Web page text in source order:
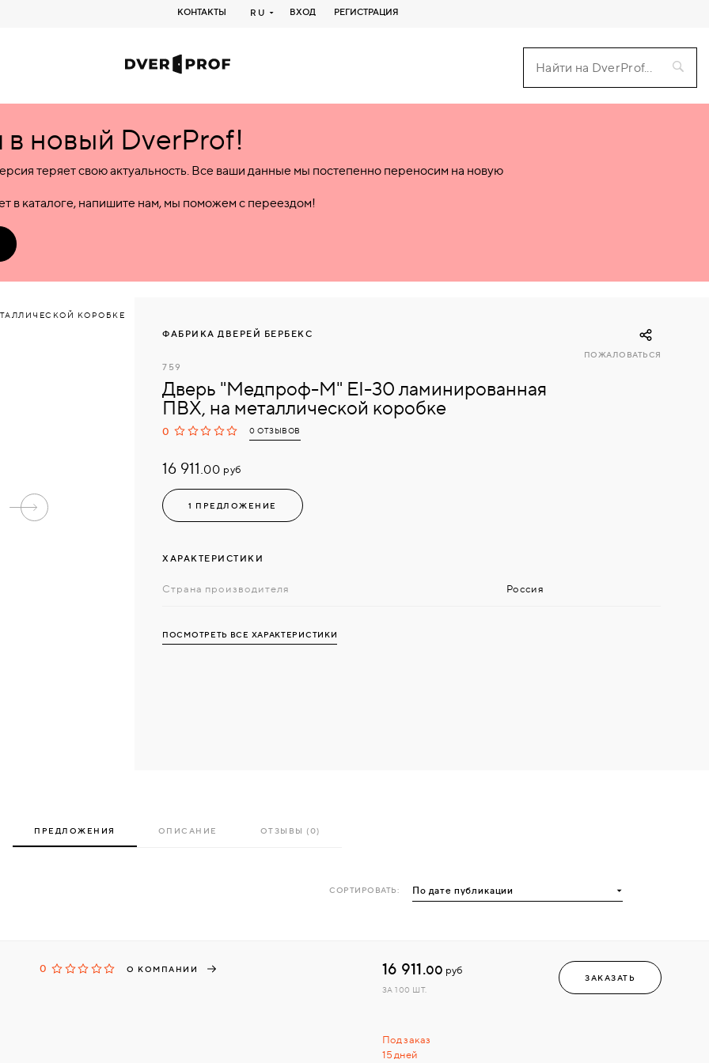
КОНТАКТЫ RU ВХОД РЕГИСТРАЦИЯ
новый DverProf!
теряет свою актуальность. Все ваши данные мы постепенно переносим на новую
в каталоге, напишите нам, мы поможем с переездом!
КОРОБКЕ
ФАБРИКА ДВЕРЕЙ БЕРБЕКС
759
Дверь "Медпроф-М" EI-30 ламинированная
ПВХ, на металлической коробке
0 0 ОТЗЫВОВ
16 911.00руб
1 ПРЕДЛОЖЕНИЕ
ПОЖАЛОВАТЬСЯ
ХАРАКТЕРИСТИКИ
Страна производителя Россия
ПОСМОТРЕТЬ ВСЕ ХАРАКТЕРИСТИКИ
ПРЕДЛОЖЕНИЯ ОПИСАНИЕ ОТЗЫВЫ (0)
СОРТИРОВАТЬ:
0 О КОМПАНИИ
Под заказ
15 дней
16 911.00 руб
ЗА 100 ШТ.
ЗАКАЗАТЬ